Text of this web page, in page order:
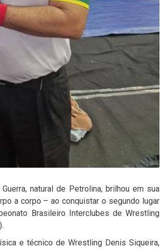
natural de Petrolina, brilhou em sua
a corpo – ao conquistar o segundo lugar
Brasileiro Interclubes de Wrestling
e técnico de Wrestling Denis Siqueira,